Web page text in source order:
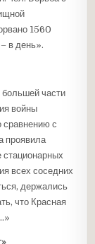
1560
в день».
части
войны
сравнению с
проявила
стационарных
всех соседних
держались
что Красная